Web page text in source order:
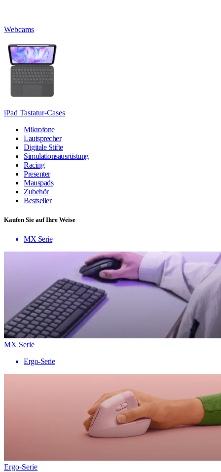
Webcams
iPad Tastatur-Cases
Mikrofone
Lautsprecher
Digitale Stifte
Simulationsausrüstung
Racing
Presenter
Mauspads
Zubehör
Bestseller
Kaufen Sie auf Ihre Weise
MX Serie
MX Serie
Ergo-Serie
Ergo-Serie